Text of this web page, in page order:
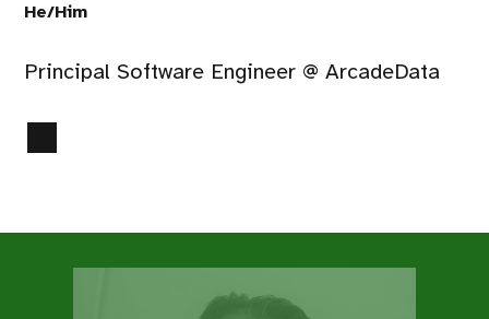
He/Him
Principal Software Engineer @ ArcadeData